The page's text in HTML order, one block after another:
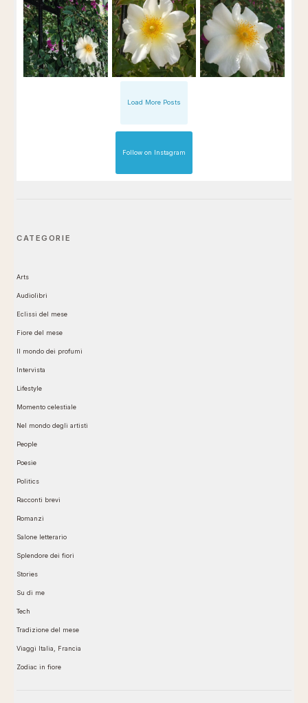
Load More Posts
Follow on Instagram
CATEGORIE
Arts
Audiolibri
Eclissi del mese
Fiore del mese
Il mondo dei profumi
Intervista
Lifestyle
Momento celestiale
Nel mondo degli artisti
People
Poesie
Politics
Racconti brevi
Romanzi
Salone letterario
Splendore dei fiori
Stories
Su di me
Tech
Tradizione del mese
Viaggi Italia, Francia
Zodiac in fiore